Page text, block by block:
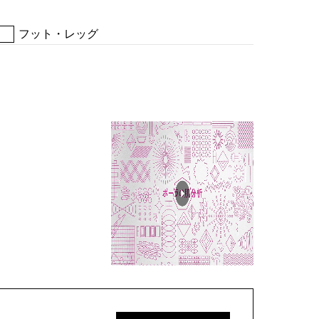
フット・レッグ